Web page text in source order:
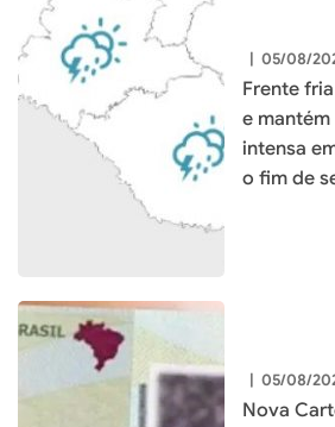
| 05/08/
Frente
e
intensa
o fim de
| 05/08/
Nova